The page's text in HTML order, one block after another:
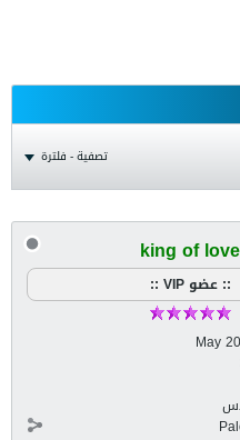
تصفية - فلترة
king of love
:: عضو VIP ::
May